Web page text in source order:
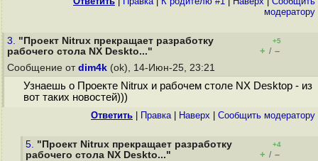
модератору
3. "Проект Nitrux прекращает разработку
рабочего стола NX Deskto..."
+5
+ / –
Сообщение от dim4k (ok), 14-Июн-25, 23:21
Узнаешь о Проекте Nitrux и рабочем столе NX Desktop - из
вот таких новостей)))
Ответить Правка| Наверх Cообщить модератору
5. "Проект Nitrux прекращает разработку
рабочего стола NX Deskto..."
+4
+ / –